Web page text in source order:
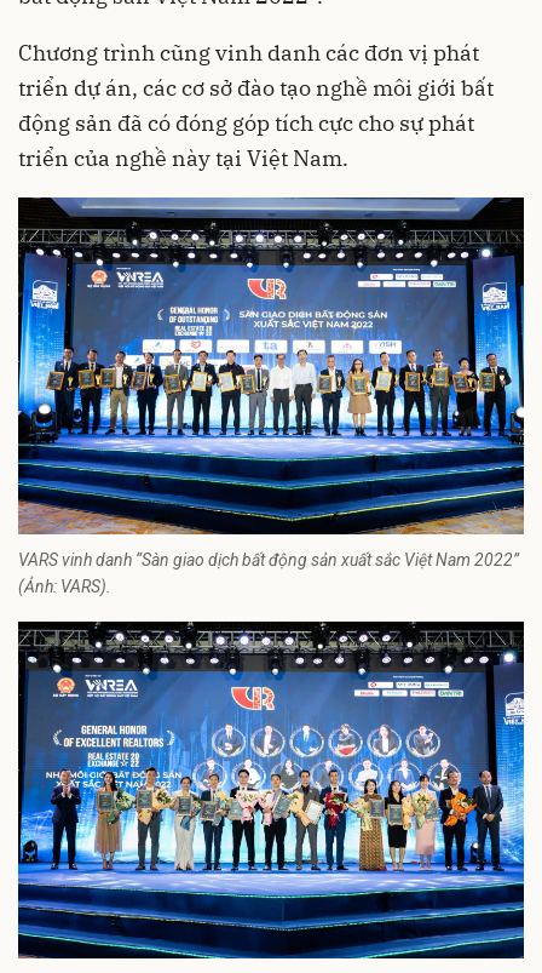
Chương trình cũng vinh danh các đơn vị phát
triển dự án, các cơ sở đào tạo nghề môi giới bất
động sản đã có đóng góp tích cực cho sự phát
triển của nghề này tại Việt Nam.
VARS vinh danh “Sàn giao dịch bất động sản xuất sắc Việt Nam 2022”
(Ảnh: VARS).